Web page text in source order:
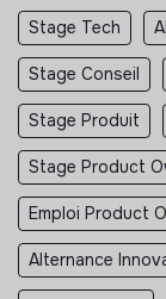
Stage Tech
Stage Conseil
Stage Produit
Stage Product
Emploi Product
Alternance